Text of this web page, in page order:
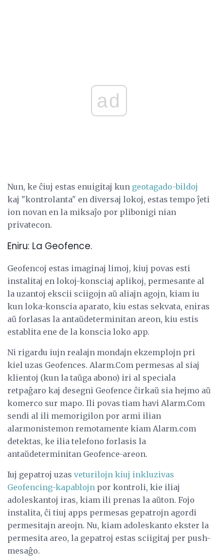
ad
Nun, ke ĉiuj estas enuigitaj kun geotagado-bildoj
kaj "kontrolanta" en diversaj lokoj, estas tempo ĵeti
ion novan en la miksaĵo por plibonigi nian
privatecon.
Eniru: La Geofence.
Geofencoj estas imaginaj limoj, kiuj povas esti
instalitaj en lokoj-konsciaj aplikoj, permesante al
la uzantoj ekscii sciigojn aŭ aliajn agojn, kiam iu
kun loka-konscia aparato, kiu estas sekvata, eniras
aŭ forlasas la antaŭdeterminitan areon, kiu estis
establita ene de la konscia loko app.
Ni rigardu iujn realajn mondajn ekzemplojn pri
kiel uzas Geofences. Alarm.Com permesas al siaj
klientoj (kun la taŭga abono) iri al speciala
retpaĝaro kaj desegni Geofence ĉirkaŭ sia hejmo aŭ
komerco sur mapo. Ili povas tiam havi Alarm.Com
sendi al ili memorigilon por armi ilian
alarmonistemon remotamente kiam Alarm.com
detektas, ke ilia telefono forlasis la
antaŭdeterminitan Geofence-areon.
Iuj gepatroj uzas veturilojn kiuj inkluzivas
Geofencing-kapablojn por kontroli, kie iliaj
adoleskantoj iras, kiam ili prenas la aŭton. Fojo
instalita, ĉi tiuj apps permesas gepatrojn agordi
permesitajn areojn. Nu, kiam adoleskanto ekster la
permesita areo, la gepatroj estas sciigitaj per push-
mesaĝo.